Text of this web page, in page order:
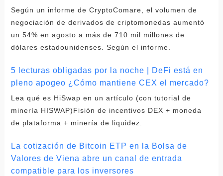
Según un informe de CryptoComare, el volumen de
negociación de derivados de criptomonedas aumentó
un 54% en agosto a más de 710 mil millones de
dólares estadounidenses. Según el informe.
5 lecturas obligadas por la noche | DeFi está en
pleno apogeo ¿Cómo mantiene CEX el mercado?
Lea qué es HiSwap en un artículo (con tutorial de
minería HISWAP)Fisión de incentivos DEX + moneda
de plataforma + minería de liquidez.
La cotización de Bitcoin ETP en la Bolsa de
Valores de Viena abre un canal de entrada
compatible para los inversores